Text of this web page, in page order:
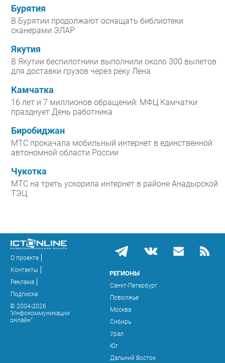
Бурятия
В Бурятии продолжают оснащать библиотеки
сканерами ЭЛАР
Якутия
В Якутии беспилотники выполнили около 300 вылетов
для доставки грузов через реку Лена
Камчатка
16 лет и 7 миллионов обращений: МФЦ Камчатки
празднует День работника
Биробиджан
МТС прокачала мобильный интернет в единственной
автономной области России
Чукотка
МТС на треть ускорила интернет в районе Анадырской
ТЭЦ
О проекте
Контакты
Реклама
Подписка
© 2004-2026
"Инфокоммуникации
онлайн"
РЕГИОНЫ
Санкт-Петербург
Поволжье
Москва
Сибирь
Урал
Юг
Дальний Восток